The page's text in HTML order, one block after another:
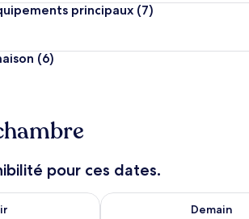
principaux (7)
(6)
pour ces dates.
pour ce soir août 8 - août 9
Demain
Vérifier la disponibilité